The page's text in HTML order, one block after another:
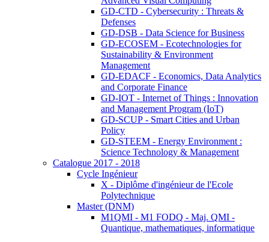
GD-CTD - Cybersecurity : Threats &
Defenses
GD-DSB - Data Science for Business
GD-ECOSEM - Ecotechnologies for
Sustainability & Environment
Management
GD-EDACF - Economics, Data Analytics
and Corporate Finance
GD-IOT - Internet of Things : Innovation
and Management Program (IoT)
GD-SCUP - Smart Cities and Urban
Policy
GD-STEEM - Energy Environment :
Science Technology & Management
Catalogue 2017 - 2018
Cycle Ingénieur
X - Diplôme d'ingénieur de l'Ecole
Polytechnique
Master (DNM)
M1QMI - M1 FODQ - Maj. QMI -
Quantique, mathematiques, informatique